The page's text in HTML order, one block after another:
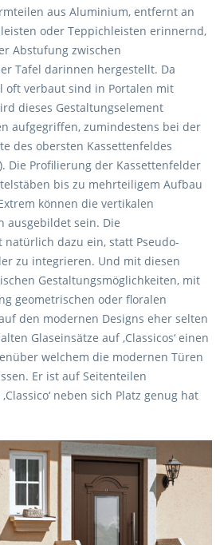
aus Aluminium, entfernt an
oder Teppichleisten erinnernd,
Abstufung zwischen
Tafel darinnen hergestellt. Da
oft verbaut sind in Portalen mit
dieses Gestaltungselement
aufgegriffen, zumindestens bei der
des obersten Kassettenfeldes
Die Profilierung der Kassettenfelder
bis zu mehrteiligem Aufbau
können die vertikalen
ausgebildet sein. Die
dazu ein, statt Pseudo-
zu integrieren. Und mit diesen
Gestaltungsmöglichkeiten, mit
geometrischen oder floralen
den modernen Designs eher selten
Glaseinsätze auf ‚Classicos‘ einen
welchem die modernen Türen
Er ist auf Seitenteilen
neben sich Platz genug hat